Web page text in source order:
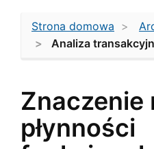
Strona domowa
Analiza
Znaczenie
płynności